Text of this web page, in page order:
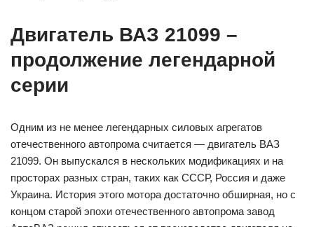
Двигатель ВАЗ 21099 –
продолжение легендарной
серии
Одним из не менее легендарных силовых агрегатов
отечественного автопрома считается — двигатель ВАЗ
21099. Он выпускался в нескольких модификациях и на
просторах разных стран, таких как СССР, Россия и даже
Украина. История этого мотора достаточно обширная, но с
концом старой эпохи отечественного автопрома завод